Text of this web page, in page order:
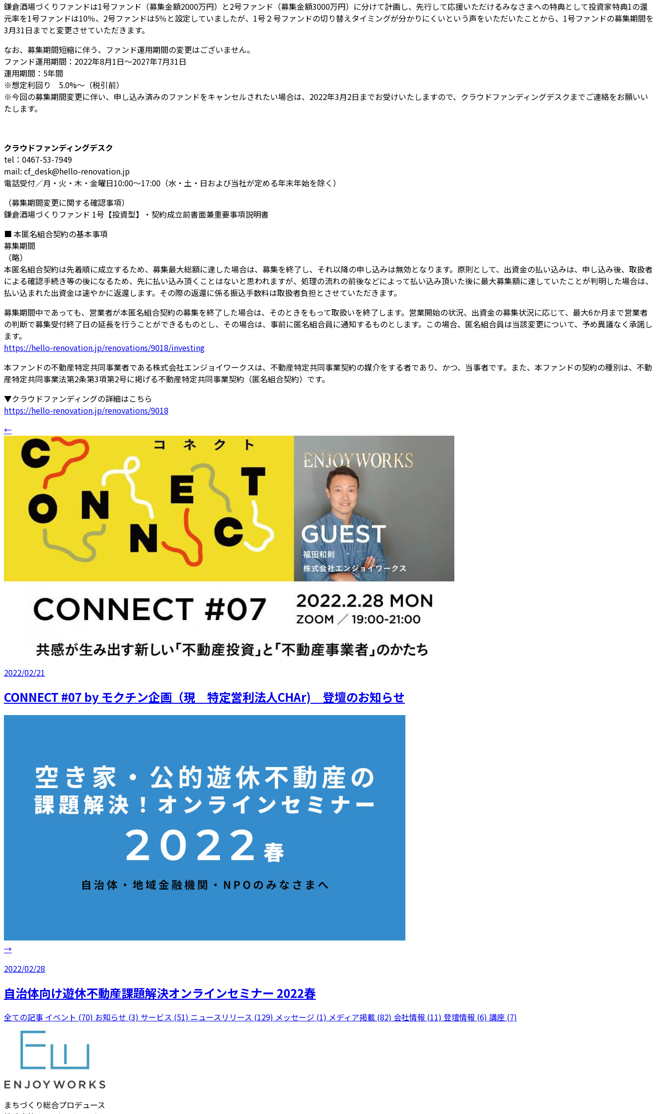
鎌倉酒場づくりファンドは1号ファンド（募集金額2000万円）と2号ファンド（募集金額3000万円）に分けて計画し、先行して応援いただけるみなさまへの特典として投資家特典1の還
元率を1号ファンドは10％、2号ファンドは5％と設定していましたが、1号２号ファンドの切り替えタイミングが分かりにくいという声をいただいたことから、1号ファンドの募集期間を
3月31日までと変更させていただきます。
なお、募集期間短縮に伴う、ファンド運用期間の変更はございません。
ファンド運用期間：2022年8月1日～2027年7月31日
運用期間：5年間
※想定利回り 5.0%〜（税引前）
※今回の募集期間変更に伴い、申し込み済みのファンドをキャンセルされたい場合は、2022年3月2日までお受けいたしますので、クラウドファンディングデスクまでご連絡をお願いい
たします。
クラウドファンディングデスク
tel：0467-53-7949
mail: cf_desk@hello-renovation.jp
電話受付／月・火・木・金曜日10:00～17:00（水・土・日および当社が定める年末年始を除く）
（募集期間変更に関する確認事項）
鎌倉酒場づくりファンド 1号【投資型】・契約成立前書面兼重要事項説明書
■ 本匿名組合契約の基本事項
募集期間
（略）
本匿名組合契約は先着順に成立するため、募集最大総額に達した場合は、募集を終了し、それ以降の申し込みは無効となります。原則として、出資金の払い込みは、申し込み後、取扱者
による確認手続き等の後になるため、先に払い込み頂くことはないと思われますが、処理の流れの前後などによって払い込み頂いた後に最大募集額に達していたことが判明した場合は、
払い込まれた出資金は速やかに返還します。その際の返還に係る振込手数料は取扱者負担とさせていただきます。
募集期間中であっても、営業者が本匿名組合契約の募集を終了した場合は、そのときをもって取扱いを終了します。営業開始の状況、出資金の募集状況に応じて、最大6か月まで営業者
の判断で募集受付終了日の延長を行うことができるものとし、その場合は、事前に匿名組合員に通知するものとします。この場合、匿名組合員は当該変更について、予め異議なく承諾し
ます。
https://hello-renovation.jp/renovations/9018/investing
本ファンドの不動産特定共同事業者である株式会社エンジョイワークスは、不動産特定共同事業契約の媒介をする者であり、かつ、当事者です。また、本ファンドの契約の種別は、不動
産特定共同事業法第2条第3項第2号に掲げる不動産特定共同事業契約（匿名組合契約）です。
▼クラウドファンディングの詳細はこちら
https://hello-renovation.jp/renovations/9018
←
2022/02/21
CONNECT #07 by モクチン企画（現 特定営利法人CHAr) 登壇のお知らせ
→
2022/02/28
自治体向け遊休不動産課題解決オンラインセミナー 2022春
全ての記事 イベント (70) お知らせ (3) サービス (51) ニュースリリース (129) メッセージ (1) メディア掲載 (82) 会社情報 (11) 登壇情報 (6) 講座 (7)
まちづくり総合プロデュース